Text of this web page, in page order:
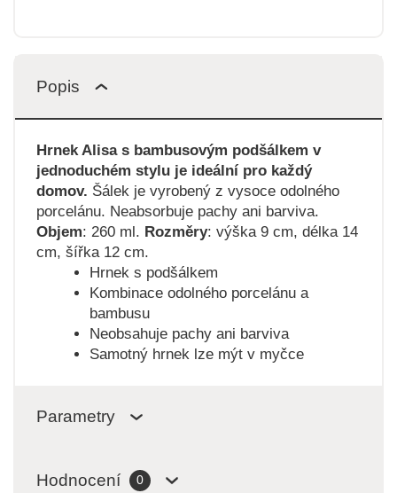
Popis
Hrnek Alisa s bambusovým podšálkem v
jednoduchém stylu je ideální pro každý
domov. Šálek je vyrobený z vysoce odolného
porcelánu. Neabsorbuje pachy ani barviva.
Objem: 260 ml. Rozměry: výška 9 cm, délka 14
cm, šířka 12 cm.
Hrnek s podšálkem
Kombinace odolného porcelánu a
bambusu
Neobsahuje pachy ani barviva
Samotný hrnek lze mýt v myčce
Parametry
Hodnocení 0